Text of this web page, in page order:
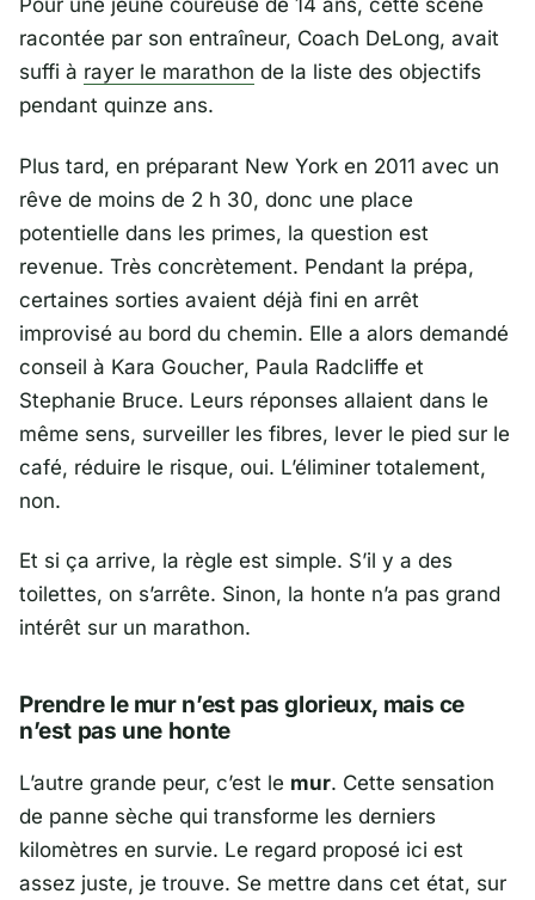
Pour une jeune coureuse de 14 ans, cette scène
racontée par son entraîneur, Coach DeLong, avait
suffi à rayer le marathon de la liste des objectifs
pendant quinze ans.
Plus tard, en préparant New York en 2011 avec un
rêve de moins de 2 h 30, donc une place
potentielle dans les primes, la question est
revenue. Très concrètement. Pendant la prépa,
certaines sorties avaient déjà fini en arrêt
improvisé au bord du chemin. Elle a alors demandé
conseil à Kara Goucher, Paula Radcliffe et
Stephanie Bruce. Leurs réponses allaient dans le
même sens, surveiller les fibres, lever le pied sur le
café, réduire le risque, oui. L’éliminer totalement,
non.
Et si ça arrive, la règle est simple. S’il y a des
toilettes, on s’arrête. Sinon, la honte n’a pas grand
intérêt sur un marathon.
Prendre le mur n’est pas glorieux, mais ce
n’est pas une honte
L’autre grande peur, c’est le mur. Cette sensation
de panne sèche qui transforme les derniers
kilomètres en survie. Le regard proposé ici est
assez juste, je trouve. Se mettre dans cet état, sur